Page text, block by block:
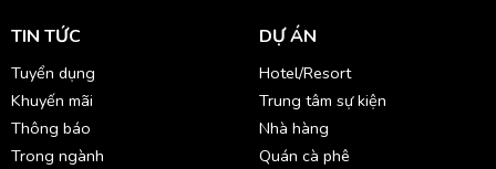
TIN TỨC
Tuyển dụng
Khuyến mãi
Thông báo
Trong ngành
DỰ ÁN
Hotel/Resort
Trung tâm sự kiện
Nhà hàng
Quán cà phê